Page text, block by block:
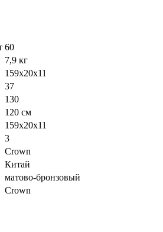
60
7,9 кг
159х20х11
37
130
120 см
159х20х11
3
Crown
Китай
матово-бронзовый
Crown